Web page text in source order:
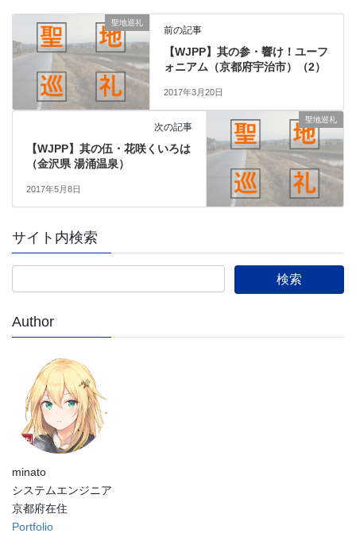
聖地巡礼
前の記事
【WJPP】其の参・響け！ユーフ
ォニアム（京都府宇治市）（2）
2017年3月20日
聖地巡礼
次の記事
【WJPP】其の伍・花咲くいろは
（金沢県 湯涌温泉）
2017年5月8日
サイト内検索
Author
minato
システムエンジニア
京都府在住
Portfolio